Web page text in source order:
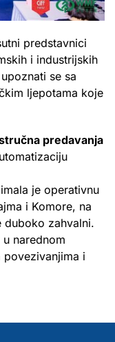
predstavnici
i industrijskih
se sa
ljepotama koje
predavanja
je operativnu
i Komore, na
duboko zahvalni.
narednom
i